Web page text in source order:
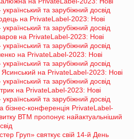
та зарубіжний досвід
на PrivateLabel-2023: Нові
та зарубіжний досвід
на PrivateLabel-2023: Нові
та зарубіжний досвід
на PrivateLabel-2023: Нові
та зарубіжний досвід
на PrivateLabel-2023: Нові
та зарубіжний досвід
на PrivateLabel-2023: Нові
та зарубіжний досвід
бізнес-конференція PrivateLabel-
ВТМ пропонує найактуальніший
Груп» святкує свій 14-й День